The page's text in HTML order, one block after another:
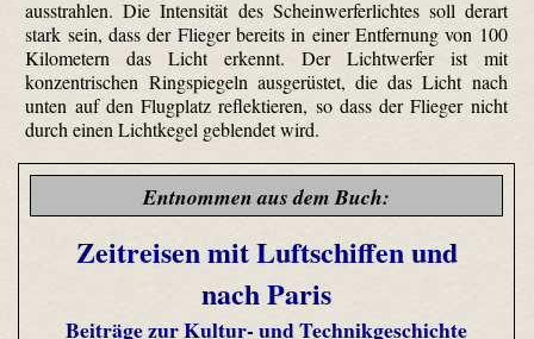
ausstrahlen. Die Intensität des Scheinwerferlichtes soll derart
stark sein, dass der Flieger bereits in einer Entfernung von 100
Kilometern das Licht erkennt. Der Lichtwerfer ist mit
konzentrischen Ringspiegeln ausgerüstet, die das Licht nach
unten auf den Flugplatz reflektieren, so dass der Flieger nicht
durch einen Lichtkegel geblendet wird.
Entnommen aus dem Buch:
Zeitreisen mit Luftschiffen und
nach Paris
Beiträge zur Kultur- und Technikgeschichte